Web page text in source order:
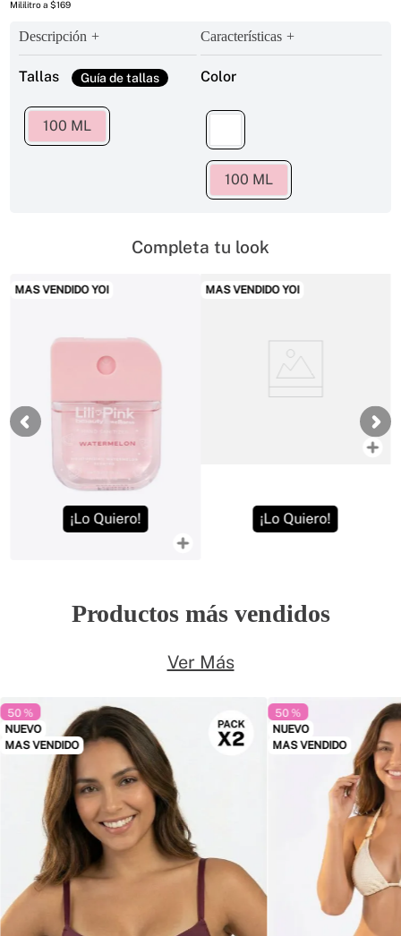
Mililitro a $169
Descripción
Tallas
100 ML
Características
Color
100 ML
Completa tu look
¡Lo Quiero!
MAS VENDIDO YOI
¡Lo Quiero!
MAS VENDIDO YOI
Productos más vendidos
Ver Más
50 %
NUEVO
MAS VENDIDO
50 %
NUEVO
MAS VENDIDO